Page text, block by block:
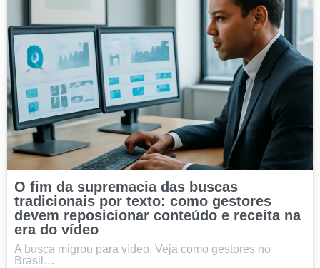
O fim da supremacia das buscas
tradicionais por texto: como gestores
devem reposicionar conteúdo e receita na
era do vídeo
A busca migrou para vídeo. Veja como gestores no
Brasil…